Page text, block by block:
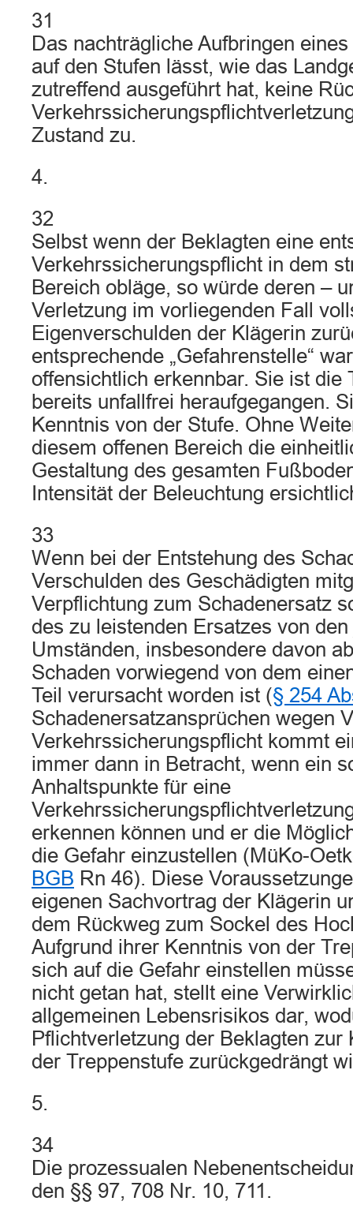
31
Das nachträgliche Aufbringen
auf den Stufen lässt, wie das
zutreffend ausgeführt hat, keine
Zustand zu.
4.
32
Selbst wenn der Beklagten eine
Verkehrssicherungspflicht in dem
Bereich obläge, so würde deren –
Verletzung im vorliegenden Fall
Eigenverschulden der Klägerin
entsprechende „Gefahrenstelle“
offensichtlich erkennbar. Sie ist die
bereits unfallfrei heraufgegangen.
Kenntnis von der Stufe. Ohne
diesem offenen Bereich die
Gestaltung des gesamten
Intensität der Beleuchtung
33
Wenn bei der Entstehung des
Verschulden des Geschädigten
Verpflichtung zum Schadenersatz
des zu leistenden Ersatzes von
Umständen, insbesondere davon
Schaden vorwiegend von dem
Teil verursacht worden ist (§ 254
Schadenersatzansprüchen wegen
Verkehrssicherungspflicht kommt
immer dann in Betracht, wenn ein
Anhaltspunkte für eine
erkennen können und er die
die Gefahr einzustellen (MüKo-
BGB Rn 46). Diese
eigenen Sachvortrag der Klägerin
dem Rückweg zum Sockel des
Aufgrund ihrer Kenntnis von der
sich auf die Gefahr einstellen
nicht getan hat, stellt eine
allgemeinen Lebensrisikos dar,
Pflichtverletzung der Beklagten zur
der Treppenstufe zurückgedrängt
5.
34
Die prozessualen
den §§ 97, 708 Nr. 10, 711.